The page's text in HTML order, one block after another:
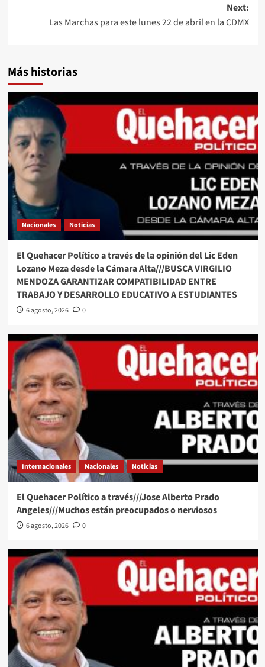
Next:
Las Marchas para este lunes 22 de abril en la CDMX
Más historias
Nacionales Noticias
El Quehacer Político a través de la opinión del Lic Eden
Lozano Meza desde la Cámara Alta///BUSCA VIRGILIO
MENDOZA GARANTIZAR COMPATIBILIDAD ENTRE
TRABAJO Y DESARROLLO EDUCATIVO A ESTUDIANTES
6 agosto, 2026 0
Internacionales Nacionales Noticias
El Quehacer Político a través///Jose Alberto Prado
Angeles///Muchos están preocupados o nerviosos
6 agosto, 2026 0